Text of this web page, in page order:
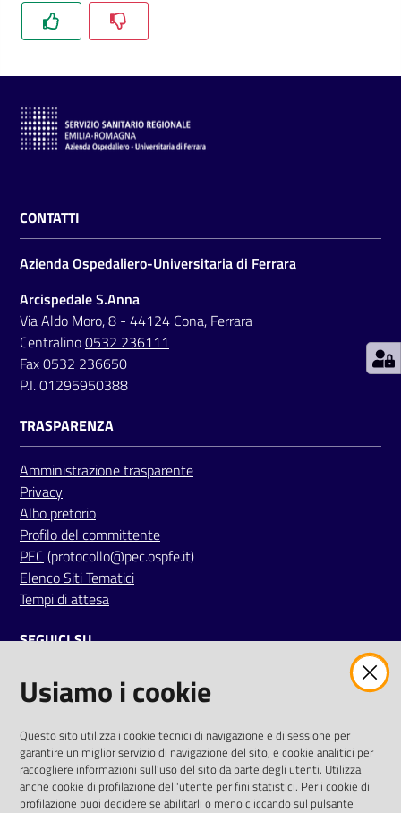
C
a
a
d
e
i
S
e
r
v
i
i
P
a
r
i
t
à
d
g
n
r
e
A
CONTATTI
Azienda Ospedaliero-Universitaria di Ferrara
Arcispedale S.Anna
Via Aldo Moro, 8 - 44124 Cona, Ferrara
Centralino0532 236111
Fax 0532 236650
P.I. 01295950388
TRASPARENZA
Amministrazione trasparente
Privacy
Albo pretorio
Profilo del committente
PEC (protocollo@pec.ospfe.it)
Elenco Siti Tematici
Tempi di attesa
SEGUICI SU
twitterfacebookyoutube
AREA DIPENDENTI
Posta Elettronica Aziendale
Cloud aziendale(manuale di istruzioni)
Usiamo i cookie
Questo sito utilizza i cookie tecnici di navigazione e di sessione per
garantire un miglior servizio di navigazione del sito, e cookie analitici per
raccogliere informazioni sull'uso del sito da parte degli utenti. Utilizza
anche cookie di profilazione dell'utente per fini statistici. Per i cookie di
profilazione puoi decidere se abilitarli o meno cliccando sul pulsante